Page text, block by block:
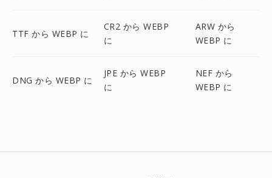
TTF から WEBP に
CR2 から WEBP
に
ARW から
WEBP に
DNG から WEBP に
JPE から WEBP
に
NEF から
WEBP に